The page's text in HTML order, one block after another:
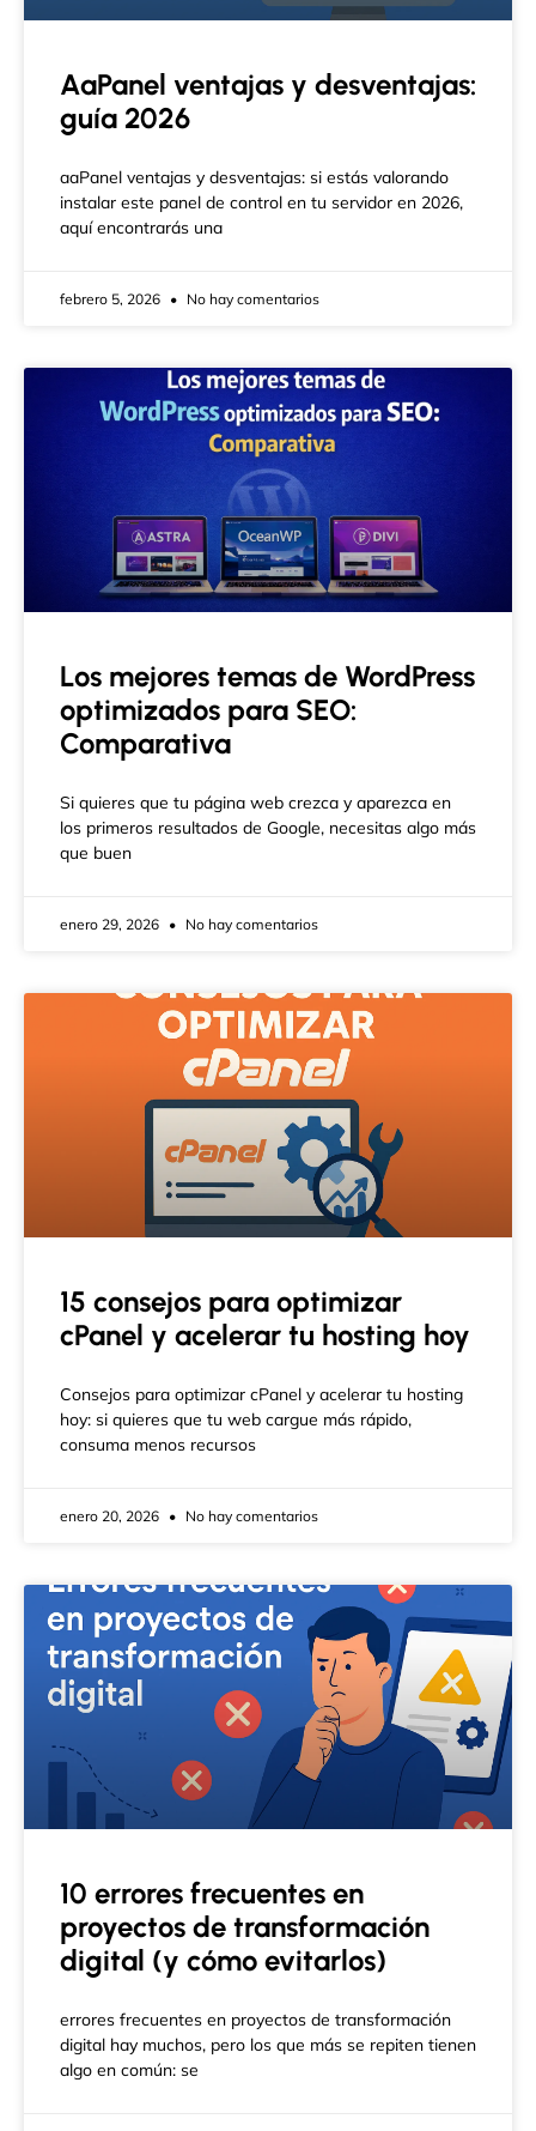
AaPanel ventajas y desventajas:
guía 2026
aaPanel ventajas y desventajas: si estás valorando
instalar este panel de control en tu servidor en 2026,
aquí encontrarás una
febrero 5, 2026 No hay comentarios
Los mejores temas de WordPress
optimizados para SEO:
Comparativa
Si quieres que tu página web crezca y aparezca en
los primeros resultados de Google, necesitas algo más
que buen
enero 29, 2026 No hay comentarios
15 consejos para optimizar
cPanel y acelerar tu hosting hoy
Consejos para optimizar cPanel y acelerar tu hosting
hoy: si quieres que tu web cargue más rápido,
consuma menos recursos
enero 20, 2026 No hay comentarios
10 errores frecuentes en
proyectos de transformación
digital (y cómo evitarlos)
errores frecuentes en proyectos de transformación
digital hay muchos, pero los que más se repiten tienen
algo en común: se